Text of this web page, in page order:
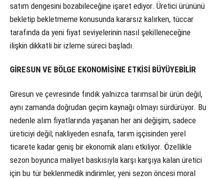
satım dengesini bozabileceğine işaret ediyor. Üretici ürününü
bekletip bekletmeme konusunda kararsız kalırken, tüccar
tarafında da yeni fiyat seviyelerinin nasıl şekilleneceğine
ilişkin dikkatli bir izleme süreci başladı.
GİRESUN VE BÖLGE EKONOMİSİNE ETKİSİ BÜYÜYEBİLİR
Giresun ve çevresinde fındık yalnızca tarımsal bir ürün değil,
aynı zamanda doğrudan geçim kaynağı olmayı sürdürüyor. Bu
nedenle alım fiyatlarında yaşanan her ani değişim, sadece
üreticiyi değil; nakliyeden esnafa, tarım işçisinden yerel
ticarete kadar geniş bir ekonomik alanı etkiliyor. Özellikle
sezon boyunca maliyet baskısıyla karşı karşıya kalan üretici
için bu tür beklenmedik indirimler, yeni sezon öncesi moral